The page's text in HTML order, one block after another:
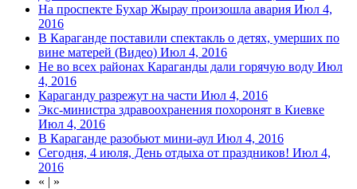
На проспекте Бухар Жырау произошла авария Июл 4,
2016
В Караганде поставили спектакль о детях, умерших по
вине матерей (Видео) Июл 4, 2016
Не во всех районах Караганды дали горячую воду Июл
4, 2016
Караганду разрежут на части Июл 4, 2016
Экс-министра здравоохранения похоронят в Киевке
Июл 4, 2016
В Караганде разобьют мини-аул Июл 4, 2016
Сегодня, 4 июля, День отдыха от праздников! Июл 4,
2016
« | »